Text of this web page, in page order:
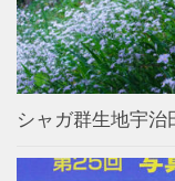
シャガ群生地宇治